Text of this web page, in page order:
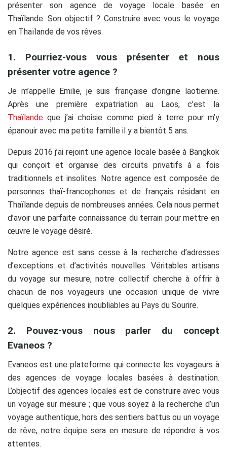
présenter son agence de voyage locale basée en
Thaïlande. Son objectif ? Construire avec vous le voyage
en Thaïlande de vos rêves.
1. Pourriez-vous vous présenter et nous
présenter votre agence ?
Je m’appelle Emilie, je suis française d’origine laotienne.
Après une première expatriation au Laos, c’est la
Thaïlande que j’ai choisie comme pied à terre pour m’y
épanouir avec ma petite famille il y a bientôt 5 ans.
Depuis 2016 j’ai rejoint une agence locale basée à Bangkok
qui conçoit et organise des circuits privatifs à a fois
traditionnels et insolites. Notre agence est composée de
personnes thaï-francophones et de français résidant en
Thaïlande depuis de nombreuses années. Cela nous permet
d’avoir une parfaite connaissance du terrain pour mettre en
œuvre le voyage désiré.
Notre agence est sans cesse à la recherche d’adresses
d’exceptions et d’activités nouvelles. Véritables artisans
du voyage sur mesure, notre collectif cherche à offrir à
chacun de nos voyageurs une occasion unique de vivre
quelques expériences inoubliables au Pays du Sourire.
2. Pouvez-vous nous parler du concept
Evaneos ?
Evaneos est une plateforme qui connecte les voyageurs à
des agences de voyage locales basées à destination.
L’objectif des agences locales est de construire avec vous
un voyage sur mesure ; que vous soyez à la recherche d’un
voyage authentique, hors des sentiers battus ou un voyage
de rêve, notre équipe sera en mesure de répondre à vos
attentes.